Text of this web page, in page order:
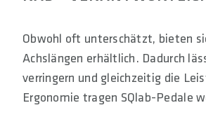
Obwohl oft unterschätzt, bieten
Achslängen erhältlich. Dadurch
verringern und gleichzeitig die
Ergonomie tragen SQlab-Pedale